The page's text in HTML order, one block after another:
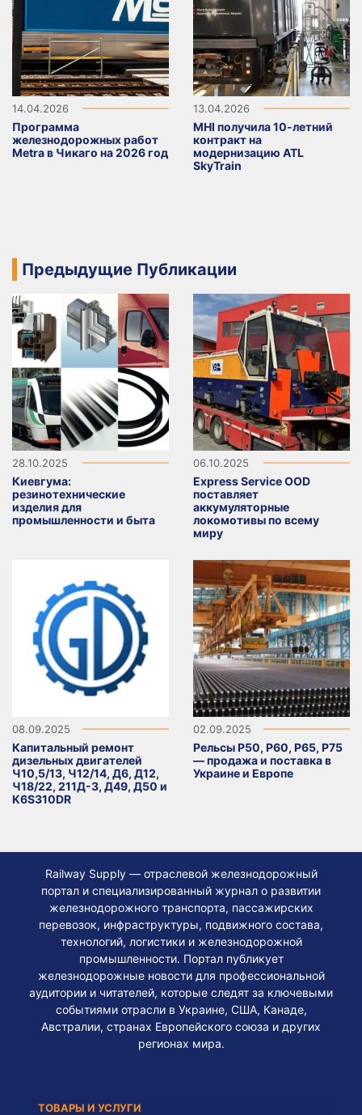
14.04.2026
Программа
железнодорожных работ
Metra в Чикаго на 2026 год
13.04.2026
MHI получила 10-летний
контракт на
модернизацию ATL
SkyTrain
Предыдущие Публикации
28.10.2025
Киевгума:
резинотехнические
изделия для
промышленности и быта
06.10.2025
Express Service OOD
поставляет
аккумуляторные
локомотивы по всему
миру
08.09.2025
Капитальный ремонт
дизельных двигателей
Ч10,5/13, Ч12/14, Д6, Д12,
Ч18/22, 211Д-3, Д49, Д50 и
K6S310DR
02.09.2025
Рельсы Р50, Р60, Р65, Р75
— продажа и поставка в
Украине и Европе
Railway Supply — отраслевой железнодорожный
портал и специализированный журнал о развитии
железнодорожного транспорта, пассажирских
перевозок, инфраструктуры, подвижного состава,
технологий, логистики и железнодорожной
промышленности. Портал публикует
железнодорожные новости для профессиональной
аудитории и читателей, которые следят за ключевыми
событиями отрасли в Украине, США, Канаде,
Австралии, странах Европейского союза и других
регионах мира.
ТОВАРЫ И УСЛУГИ